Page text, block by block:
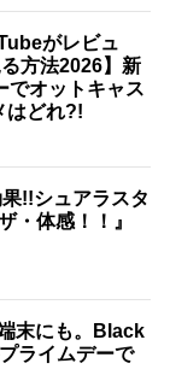
がレビュ
方法2026】新
でオットキャス
はどれ?!
!!シュアラスタ
・体感！！』
末にも。Black
ライムデーで